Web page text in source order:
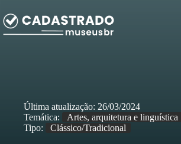
Última atualização: 26/03/2024
Temática:
Artes, arquitetura e linguística
Tipo:
Clássico/Tradicional